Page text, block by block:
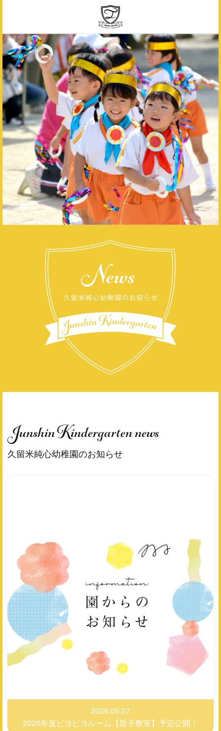
Junshin Kindergarten news
久留米純心幼稚園のお知らせ
2026.05.07
2026年度ピヨピヨルーム【親子教室】予定公開！